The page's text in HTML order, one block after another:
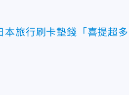
本旅行刷卡墊錢「喜提超